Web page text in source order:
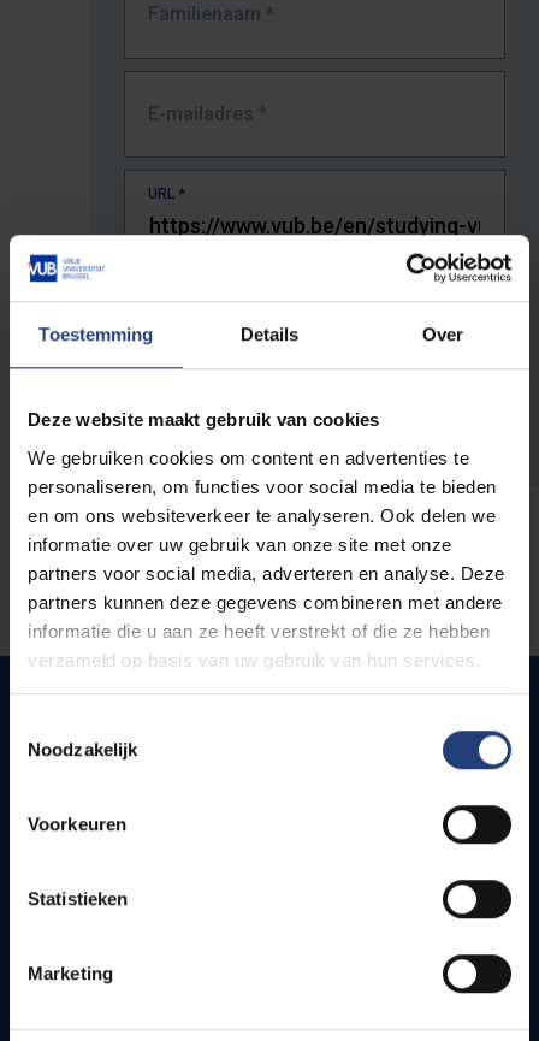
Toestemming Details Over
Deze website maakt gebruik van cookies
We gebruiken cookies om content en advertenties te
personaliseren, om functies voor social media te bieden
en om ons websiteverkeer te analyseren. Ook delen we
informatie over uw gebruik van onze site met onze
partners voor social media, adverteren en analyse. Deze
partners kunnen deze gegevens combineren met andere
informatie die u aan ze heeft verstrekt of die ze hebben
verzameld op basis van uw gebruik van hun services.
Noodzakelijk
Voorkeuren
Statistieken
Marketing
Familienaam *
E-mailadres *
URL *
De volledige URL van de pagina waar je de fout zag.
Snel naar
Bereikbaarheid